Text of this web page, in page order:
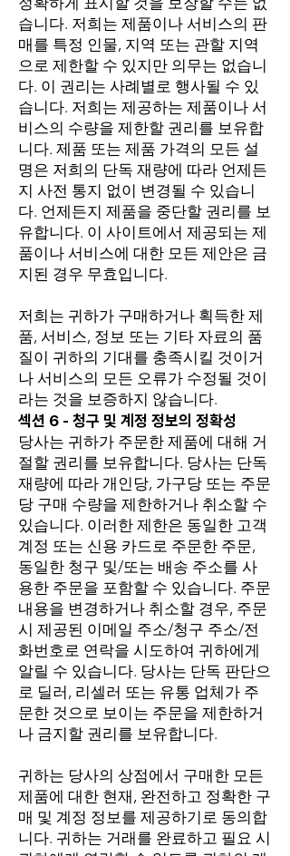
습니다. 저희는 제품이나 서비스의 판
매를 특정 인물, 지역 또는 관할 지역
으로 제한할 수 있지만 의무는 없습니
다. 이 권리는 사례별로 행사될 수 있
습니다. 저희는 제공하는 제품이나 서
비스의 수량을 제한할 권리를 보유합
니다. 제품 또는 제품 가격의 모든 설
명은 저희의 단독 재량에 따라 언제든
지 사전 통지 없이 변경될 수 있습니
다. 언제든지 제품을 중단할 권리를 보
유합니다. 이 사이트에서 제공되는 제
품이나 서비스에 대한 모든 제안은 금
지된 경우 무효입니다.
저희는 귀하가 구매하거나 획득한 제
품, 서비스, 정보 또는 기타 자료의 품
질이 귀하의 기대를 충족시킬 것이거
나 서비스의 모든 오류가 수정될 것이
라는 것을 보증하지 않습니다.
섹션 6 - 청구 및 계정 정보의 정확성
당사는 귀하가 주문한 제품에 대해 거
절할 권리를 보유합니다. 당사는 단독
재량에 따라 개인당, 가구당 또는 주문
당 구매 수량을 제한하거나 취소할 수
있습니다. 이러한 제한은 동일한 고객
계정 또는 신용 카드로 주문한 주문,
동일한 청구 및/또는 배송 주소를 사
용한 주문을 포함할 수 있습니다. 주문
내용을 변경하거나 취소할 경우, 주문
시 제공된 이메일 주소/청구 주소/전
화번호로 연락을 시도하여 귀하에게
알릴 수 있습니다. 당사는 단독 판단으
로 딜러, 리셀러 또는 유통 업체가 주
문한 것으로 보이는 주문을 제한하거
나 금지할 권리를 보유합니다.
귀하는 당사의 상점에서 구매한 모든
제품에 대한 현재, 완전하고 정확한 구
매 및 계정 정보를 제공하기로 동의합
니다. 귀하는 거래를 완료하고 필요 시